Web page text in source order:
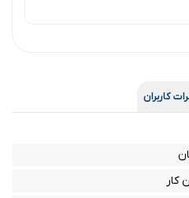
کاربران
کار